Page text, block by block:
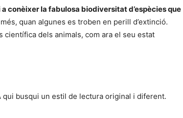
conèixer la fabulosa biodiversitat d’espècies que
quan algunes es troben en perill d’extinció.
científica dels animals, com ara el seu estat
busqui un estil de lectura original i diferent.